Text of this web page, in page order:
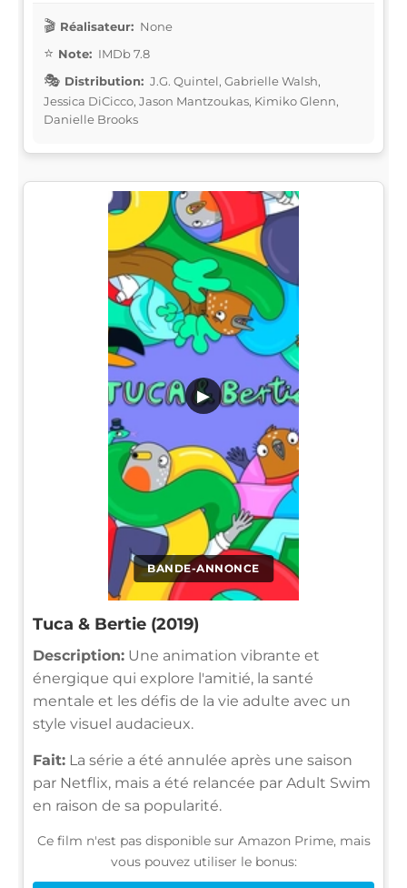
Réalisateur: None
Note: IMDb 7.8
Distribution: J.G. Quintel, Gabrielle Walsh,
Jessica DiCicco, Jason Mantzoukas, Kimiko Glenn,
Danielle Brooks
BANDE-ANNONCE
▶
Tuca & Bertie (2019)
Description: Une animation vibrante et
énergique qui explore l'amitié, la santé
mentale et les défis de la vie adulte avec un
style visuel audacieux.
Fait: La série a été annulée après une saison
par Netflix, mais a été relancée par Adult Swim
en raison de sa popularité.
Ce film n'est pas disponible sur Amazon Prime, mais
vous pouvez utiliser le bonus: